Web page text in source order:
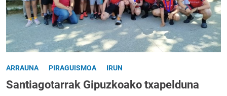
ARRAUNA PIRAGUISMOA IRUN
Santiagotarrak Gipuzkoako txapelduna